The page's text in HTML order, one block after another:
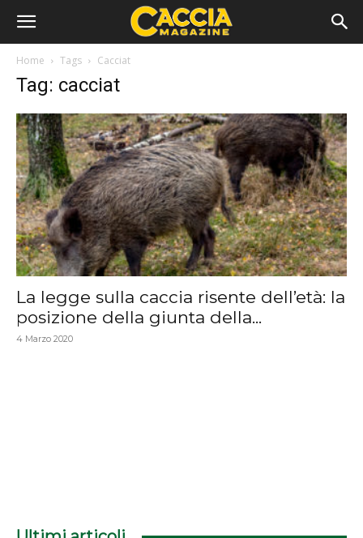
Home Tags Cacciat
Tag: cacciat
La legge sulla caccia risente dell’età: la
posizione della giunta della...
4 Marzo 2020